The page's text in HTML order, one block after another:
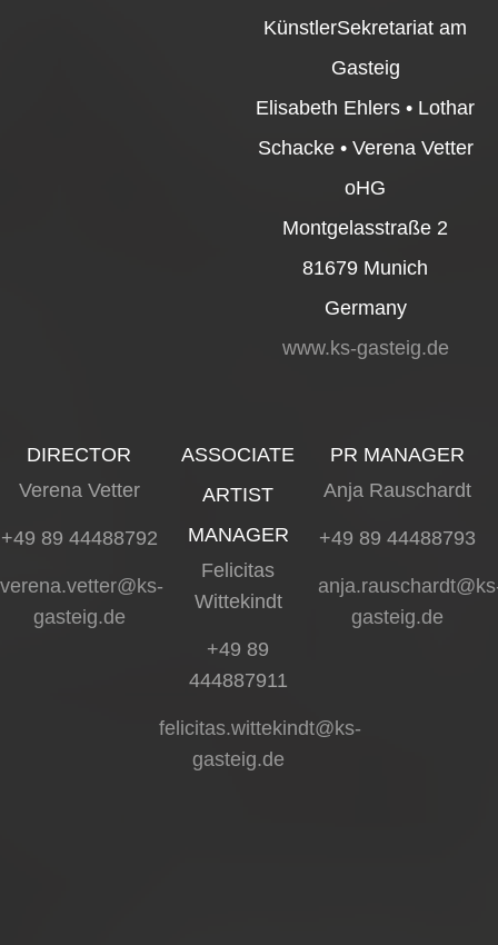
KünstlerSekretariat am
Gasteig
Elisabeth Ehlers • Lothar
Schacke • Verena Vetter
oHG
Montgelasstraße 2
81679 Munich
Germany
www.ks-gasteig.de
DIRECTOR
Verena Vetter
+49 89 44488792
verena.vetter@ks-
gasteig.de
ASSOCIATE
ARTIST
MANAGER
Felicitas
Wittekindt
+49 89
444887911
felicitas.wittekindt@ks-
gasteig.de
PR MANAGER
Anja Rauschardt
+49 89 44488793
gasteig.de